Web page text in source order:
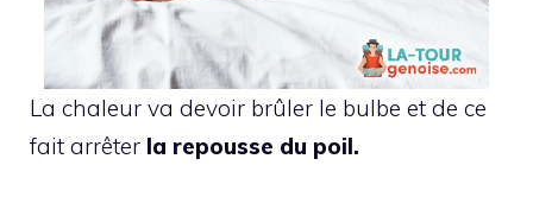
La chaleur va devoir brûler le bulbe et de ce
fait arrêter la repousse du poil.